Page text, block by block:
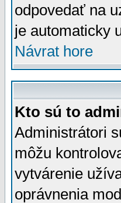
odpovedať na
je automaticky
Návrat hore
Kto sú to
Administrátori
môžu
vytvárenie
oprávnenia